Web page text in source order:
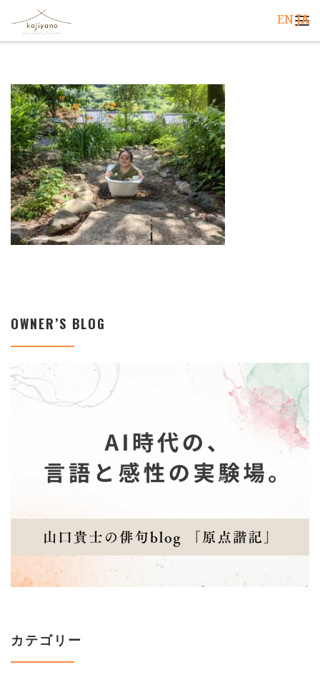
コンテンツへスキップ
OWNER’S BLOG
カテゴリー
EN JA